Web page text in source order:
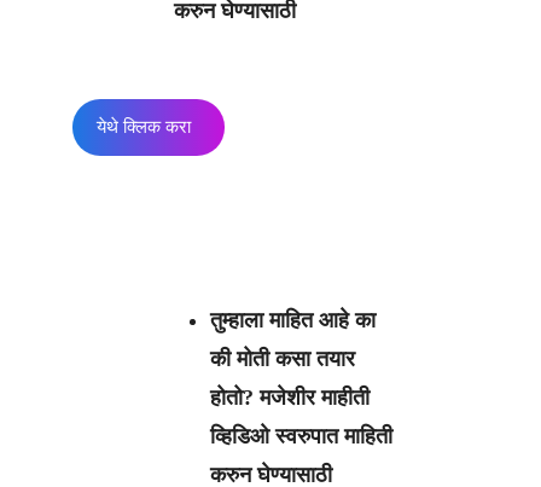
करुन घेण्यासाठी
येथे क्लिक करा
तुम्हाला माहित आहे का
की मोती कसा तयार
होतो? मजेशीर माहीती
व्हिडिओ स्वरुपात माहिती
करुन घेण्यासाठी